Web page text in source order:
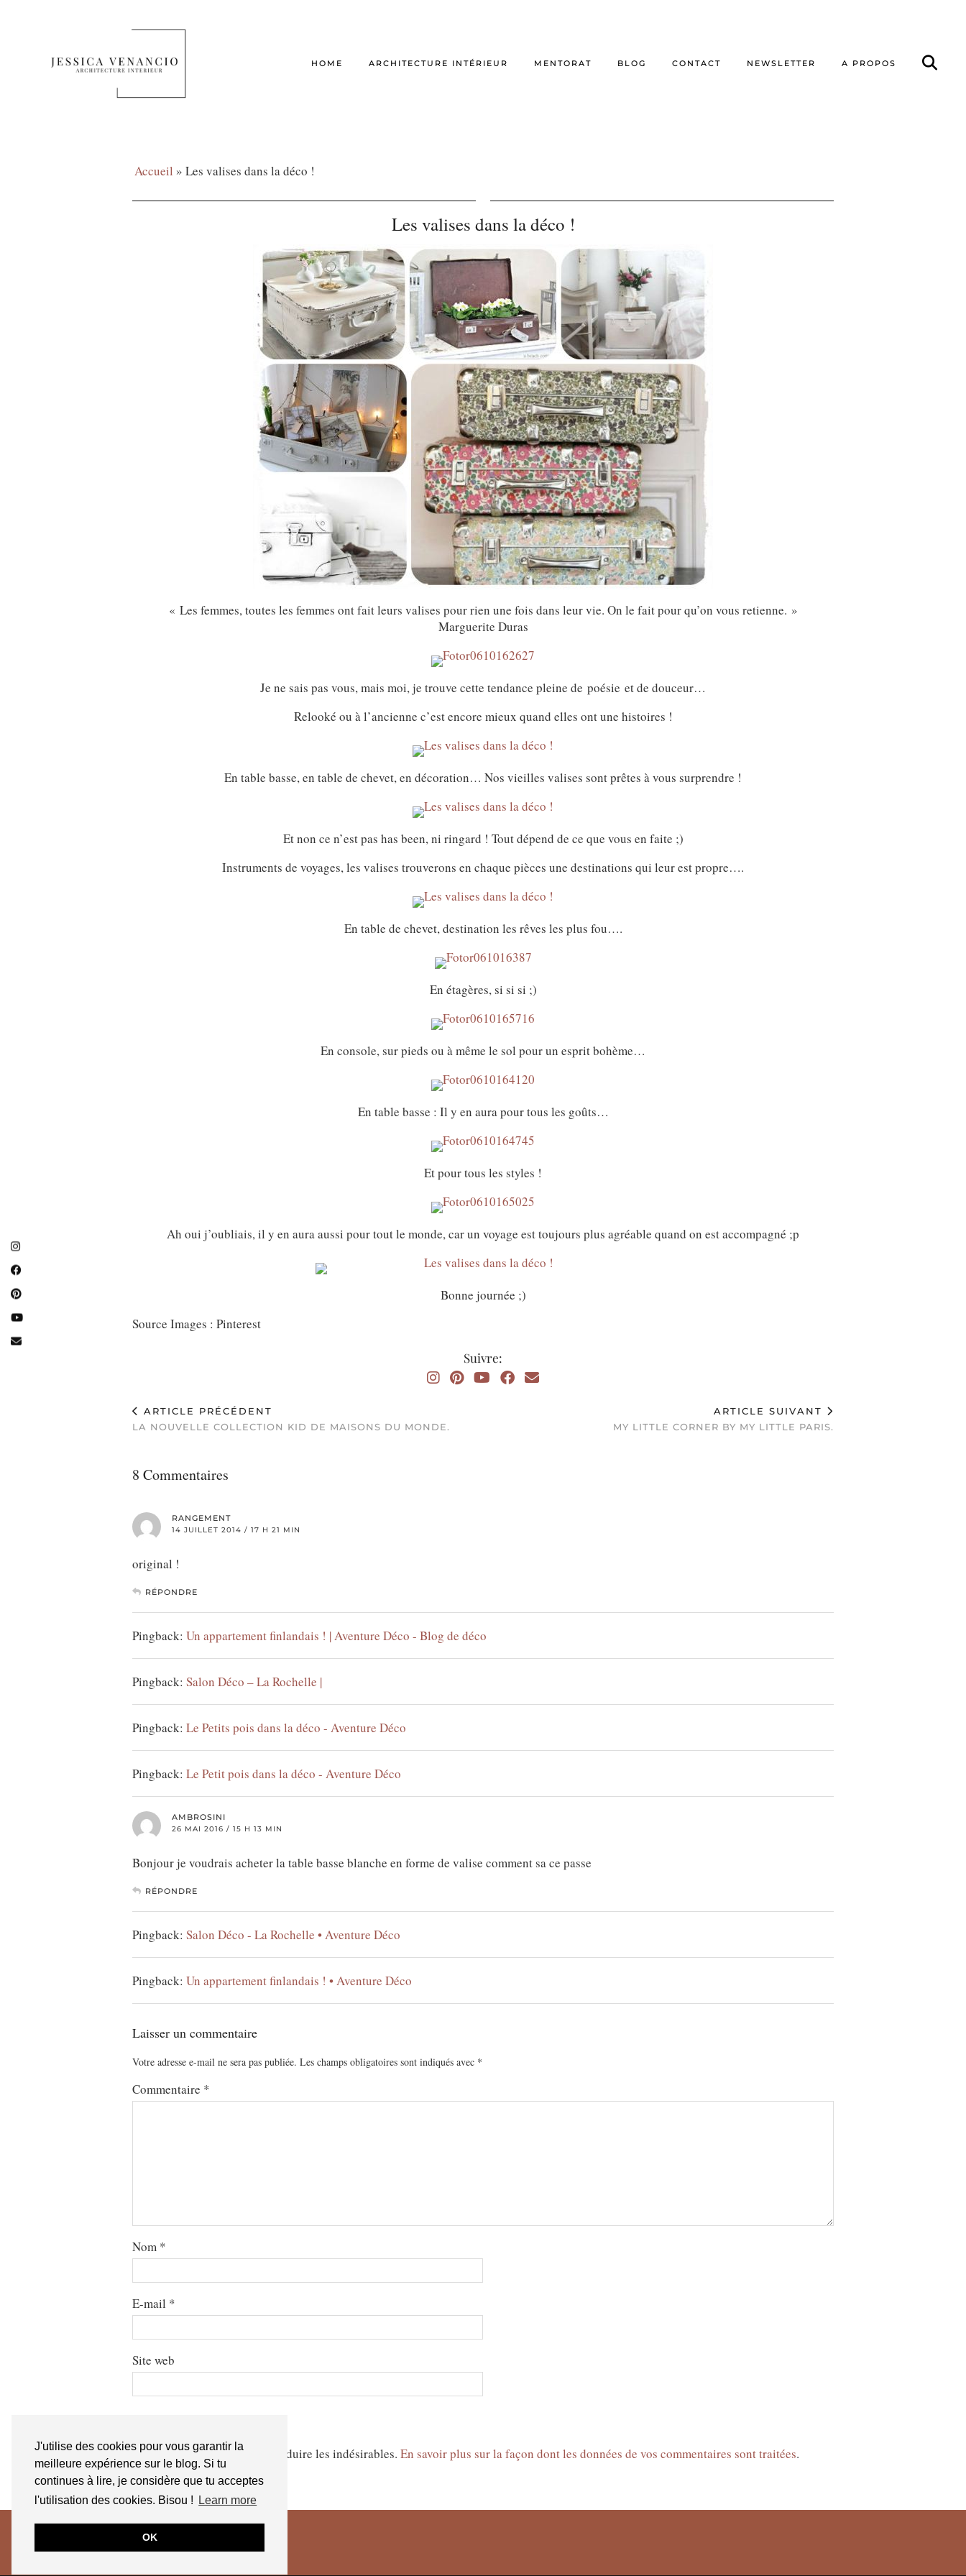
J'utilise des cookies pour vous garantir la
meilleure expérience sur le blog. Si tu
continues à lire, je considère que tu acceptes
l'utilisation des cookies. Bisou !
Learn more
OK
HOME ARCHITECTURE INTÉRIEUR MENTORAT BLOG CONTACT NEWSLETTER A PROPOS
Accueil » Les valises dans la déco !
Les valises dans la déco !
« Les femmes, toutes les femmes ont fait leurs valises pour rien une fois dans leur vie. On le fait pour qu’on vous retienne. »
Marguerite Duras
Je ne sais pas vous, mais moi, je trouve cette tendance pleine de poésie et de douceur…
Relooké ou à l’ancienne c’est encore mieux quand elles ont une histoires !
En table basse, en table de chevet, en décoration… Nos vieilles valises sont prêtes à vous surprendre !
Et non ce n’est pas has been, ni ringard ! Tout dépend de ce que vous en faite ;)
Instruments de voyages, les valises trouverons en chaque pièces une destinations qui leur est propre….
En table de chevet, destination les rêves les plus fou….
En étagères, si si si ;)
En console, sur pieds ou à même le sol pour un esprit bohème…
En table basse : Il y en aura pour tous les goûts…
Et pour tous les styles !
Ah oui j’oubliais, il y en aura aussi pour tout le monde, car un voyage est toujours plus agréable quand on est accompagné ;p
Bonne journée ;)
Source Images : Pinterest
Suivre:
ARTICLE PRÉCÉDENT
LA NOUVELLE COLLECTION KID DE MAISONS DU MONDE.
ARTICLE SUIVANT
MY LITTLE CORNER BY MY LITTLE PARIS.
8 Commentaires
RANGEMENT
14 JUILLET 2014 / 17 H 21 MIN
original !
RÉPONDRE
Pingback: Un appartement finlandais ! | Aventure Déco - Blog de déco
Pingback: Salon Déco – La Rochelle |
Pingback: Le Petits pois dans la déco - Aventure Déco
Pingback: Le Petit pois dans la déco - Aventure Déco
AMBROSINI
26 MAI 2016 / 15 H 13 MIN
Bonjour je voudrais acheter la table basse blanche en forme de valise comment sa ce passe
RÉPONDRE
Pingback: Salon Déco - La Rochelle • Aventure Déco
Pingback: Un appartement finlandais ! • Aventure Déco
Laisser un commentaire
Votre adresse e-mail ne sera pas publiée. Les champs obligatoires sont indiqués avec *
Commentaire *
Nom *
E-mail *
Site web
Ce site utilise Akismet pour réduire les indésirables. En savoir plus sur la façon dont les données de vos commentaires sont traitées.